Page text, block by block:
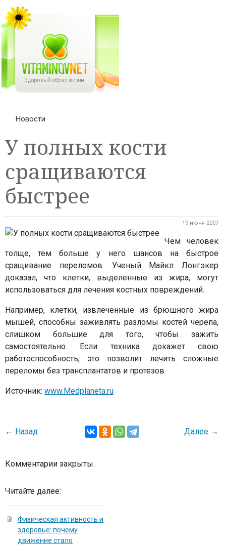
Новости
У полных кости
сращиваются
быстрее
19 июня 2007
Чем человек
толще, тем больше у него шансов на быстрое
сращивание переломов. Ученый Майкл Лонгэкер
доказал, что клетки, выделенные из жира, могут
использоваться для лечения костных повреждений.
Например, клетки, извлеченные из брюшного жира
мышей, способны заживлять разломы костей черепа,
слишком большие для того, чтобы зажить
самостоятельно. Если техника докажет свою
работоспособность, это позволит лечить сложные
переломы без трансплантатов и протезов.
Источник: www.Medplaneta.ru
← Назад Далее →
Комментарии закрыты.
Читайте далее:
Физическая активность и
здоровье: почему
движение стало